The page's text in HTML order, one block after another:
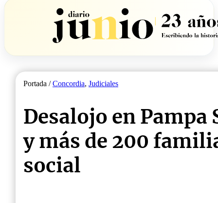
Portada /Concordia, Judiciales
Desalojo en
y más de 200
social